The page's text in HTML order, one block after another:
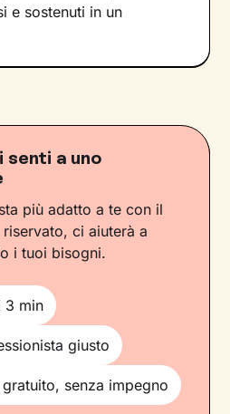
e sostenuti in un
senti a uno
più adatto a te con il
ci aiuterà a
i tuoi bisogni.
3 min
giusto
senza impegno